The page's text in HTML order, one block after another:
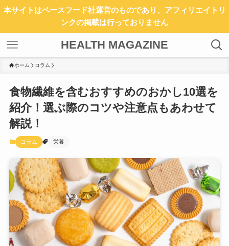
本サイトはベースフード社運営のものであり、アフィリエイトリ
ンクの掲載は行っておりません
HEALTH MAGAZINE
ホーム コラム
食物繊維を含むおすすめのおかし10選を
紹介！選ぶ際のコツや注意点もあわせて
解説！
コラム 栄養